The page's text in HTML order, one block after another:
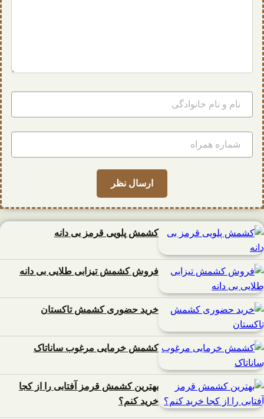
کشمش پلویی قرمز بی دانه
فروش کشمش تیزابی طلایی بی دانه
خرید حضوری کشمش تاکستان
کشمش خرمایی مرغوب ساناتاک
بهترین کشمش قرمز آفتابی را از کجا
خرید کنم؟